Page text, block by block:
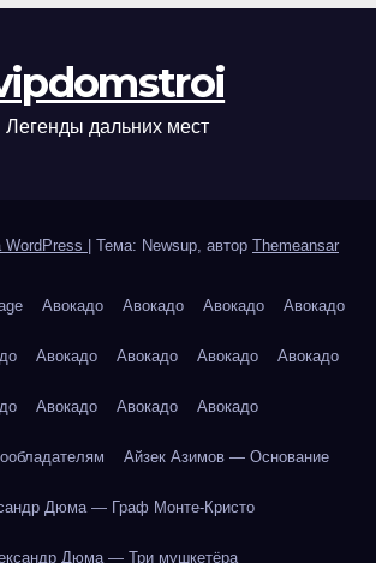
Легенды дальних мест
WordPress Тема: Newsup, автор Themeansar
Авокадо Авокадо Авокадо Авокадо
Авокадо Авокадо Авокадо Авокадо
Авокадо Авокадо Авокадо
Айзек Азимов — Основание
Дюма — Граф Монте-Кристо
Дюма — Три мушкетёра